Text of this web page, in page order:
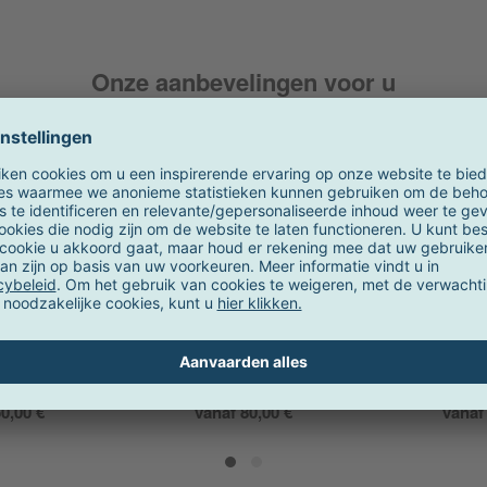
Onze aanbevelingen voor u
set
€
Fermob
Bistro metalen klapstoel
vanaf 80,00 € vanaf